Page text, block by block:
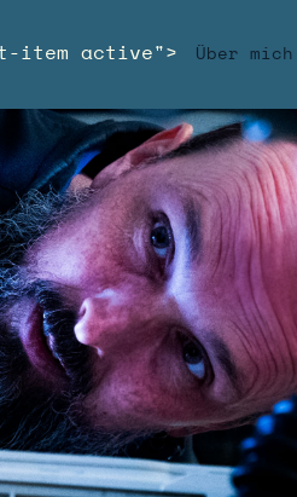
item active"> Über mich